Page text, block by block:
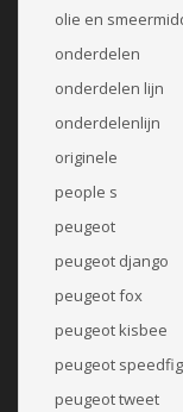
olie en
onderdelen
onderdelen lijn
onderdelenlijn
originele
people s
peugeot
peugeot django
peugeot fox
peugeot kisbee
peugeot
peugeot tweet